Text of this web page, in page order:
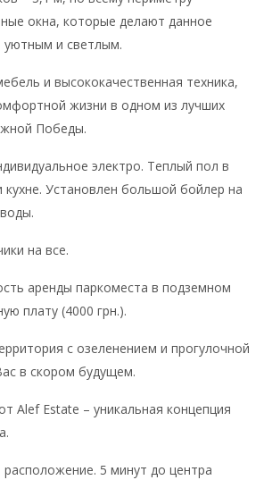
окна, которые делают данное
и светлым.
и высококачественная техника,
жизни в одном из лучших
Победы.
электро. Теплый пол в
кухне. Установлен большой бойлер на
на все.
аренды паркоместа в подземном
плату (4000 грн.).
с озеленением и прогулочной
в скором будущем.
Estate – уникальная концепция
5 минут до центра